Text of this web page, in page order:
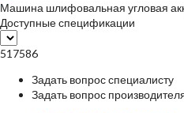
Машина шлифовальная угловая
Доступные спецификации
517586
Задать вопрос специалисту
Задать вопрос